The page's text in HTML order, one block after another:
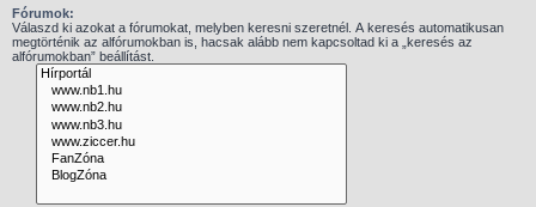
Fórumok:
Válaszd ki azokat a fórumokat, melyben keresni szeretnél. A keresés automatikusan
megtörténik az alfórumokban is, hacsak alább nem kapcsoltad ki a „keresés az
alfórumokban” beállítást.